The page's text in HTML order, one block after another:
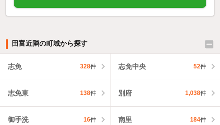
田富近隣の町域から探す
志免 328件 志免中央 52件
志免東 138件 別府 1,038件
御手洗 16件 南里 184件